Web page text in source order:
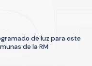
de luz para este
de la RM